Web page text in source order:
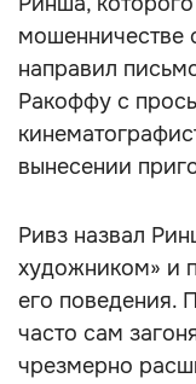
мошенничестве
направил
Ракоффу с
вынесении
Ривз назвал
художником» и
его поведения.
часто сам
чрезмерно